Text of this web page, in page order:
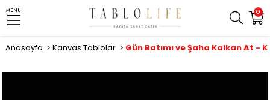
0
MENU
Anasayfa Kanvas Tablolar Gün Batımı ve Şaha Kalkan At -